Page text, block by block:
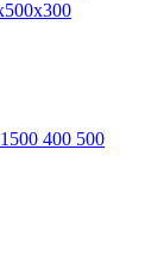
1500 400 500